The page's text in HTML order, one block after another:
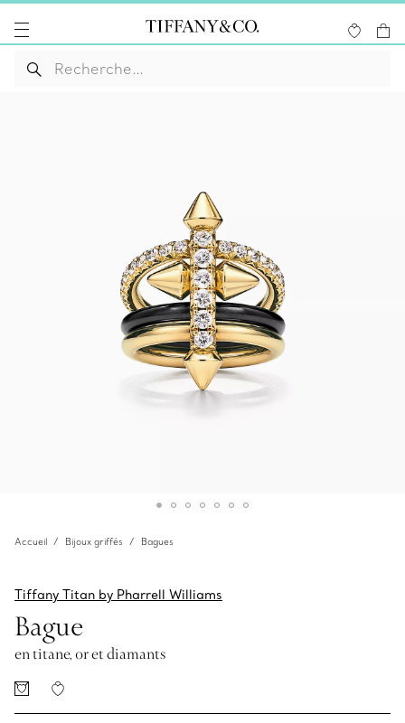
Accueil Bijoux griffés Bagues
Tiffany Titan by Pharrell Williams
Bague
en titane, or et diamants